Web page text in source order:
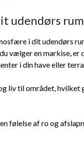
udendørs rum
i dit udendørs
vælger en markise, er
i din have eller
liv til området, hvilket
følelse af ro og